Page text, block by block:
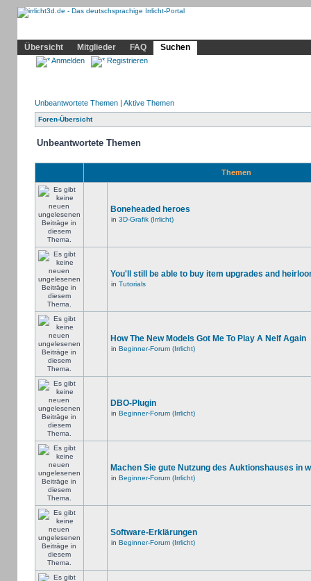
Übersicht
Mitglieder FAQ Suchen
Anmelden Registrieren
Unbeantwortete Themen| Aktive Themen
Foren-Übersicht
Unbeantwortete Themen
Themen
Boneheaded heroes
in 3D-Grafik (Irrlicht)
You'll still be able to buy item upgrades and
in Tutorials
How The New Models Got Me To Play A Nelf Again
in Beginner-Forum (Irrlicht)
DBO-Plugin
in Beginner-Forum (Irrlicht)
Machen Sie gute Nutzung des Auktionshauses in
in Beginner-Forum (Irrlicht)
Software-Erklärungen
in Beginner-Forum (Irrlicht)